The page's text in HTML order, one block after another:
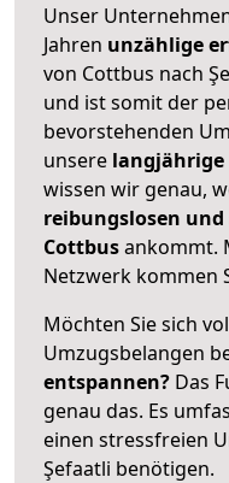
Unser
Jahren unzählige
von Cottbus nach
und ist somit der
bevorstehenden
unsere
wissen wir genau,
reibungslosen
Cottbusankommt.
Netzwerk kommen
Möchten Sie sich
Umzugsbelangen
entspannen? Das
genau das. Es
einen stressfreien
Şefaatli benötigen.